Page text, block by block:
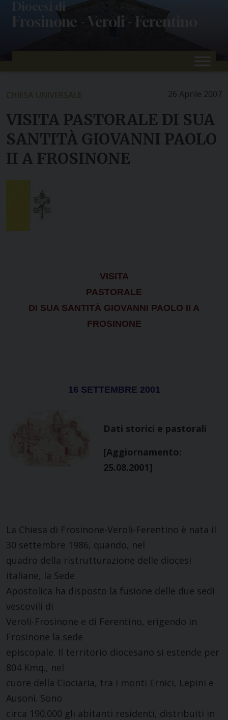
Diocesi di
Frosinone - Veroli - Ferentino
26 Aprile 2007
CHIESA UNIVERSALE
VISITA PASTORALE DI SUA
SANTITÀ GIOVANNI PAOLO
II A FROSINONE
VISITA
PASTORALE
DI SUA SANTITÀ GIOVANNI PAOLO II A
FROSINONE
16 SETTEMBRE 2001
Dati storici e pastorali
[Aggiornamento:
25.08.2001]
La Chiesa di Frosinone-Veroli-Ferentino è nata il
30 settembre 1986, quando, nel
quadro della ristrutturazione delle diocesi
italiane, la Sede
Apostolica ha disposto la fusione delle due sedi
vescovili di
Veroli-Frosinone e di Ferentino, erigendo in
Frosinone la sede
episcopale. Il territorio diocesano si estende per
804 Kmq., nel
cuore della Ciociaria, tra i monti Ernici, Lepini e
Ausoni. Sono
circa 190.000 gli abitanti residenti, distribuiti in